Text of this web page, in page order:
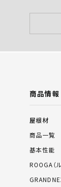
商品情報
屋根材
商品一覧
基本性能
ROOGA（